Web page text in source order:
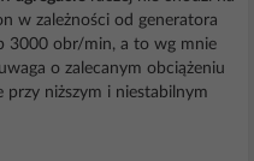
w zależności od generatora
3000 obr/min, a to wg mnie
o zalecanym obciążeniu
przy niższym i niestabilnym